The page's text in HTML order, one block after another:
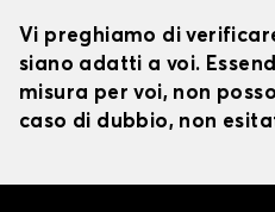
Vi preghiamo di
siano adatti a voi.
misura per voi, non
caso di dubbio, non